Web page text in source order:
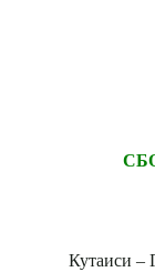
Кутаиси –